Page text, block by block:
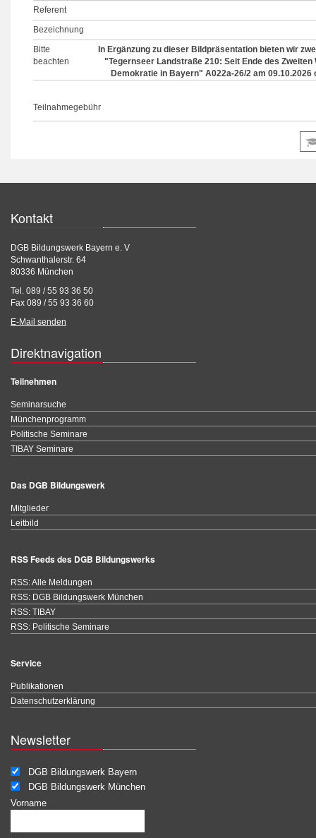
Referent
Bezeichnung
Bitte
beachten
In Ergänzung zu dieser Bildpräsentation bieten wir
"Tegernseer Landstraße 210: Seit Ende des
Demokratie in Bayern" A022a-26/2 am 09.10.2026
Teilnahmegebühr
Kontakt
DGB Bildungswerk Bayern e. V
Schwanthalerstr. 64
80336 München
Tel. 089 / 55 93 36 50
Fax 089 / 55 93 36 60
E-Mail senden
Direktnavigation
Teilnehmen
Seminarsuche
Münchenprogramm
Politische Seminare
TIBAY Seminare
Das DGB Bildungswerk
Mitglieder
Leitbild
RSS Feeds des DGB Bildungswerks
RSS: Alle Meldungen
RSS: DGB Bildungswerk München
RSS: TIBAY
RSS: Politische Seminare
Service
Publikationen
Datenschutzerklärung
Newsletter
DGB Bildungswerk Bayern
DGB Bildungswerk München
Vorname